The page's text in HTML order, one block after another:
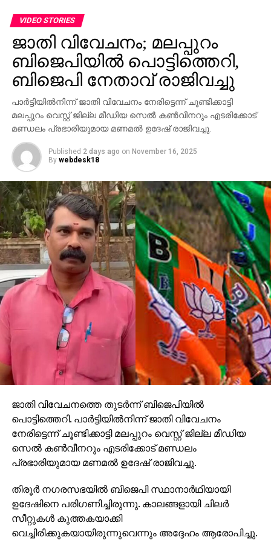
യാത്രയിലെ നിരക്കുകൊള്ള ഉള്‍പ്പെടെയുള്ള
പ്രശ്‌നങ്ങള്‍ക്ക് പരിഹാരമെന്ന നിലക്കാണ് ഓപണ്‍
സ്‌കൈ പോളിസിക്ക് വേണ്ടി അദ്ദേഹം വാദിച്ചിരുന്നത്.
കരിപ്പൂര്‍ വിമാനത്താവളം ആരംഭിക്കുന്നതിന് ചാലക
ശക്തിയായി പ്രവര്‍ത്തിക്കാന്‍ അഹ്മദ് സാഹിബിന്
സാധിച്ചു. സഊദി അറേബ്യ, യുഎഇ, കുവൈത്ത്,
ഒമാന്‍ തുടങ്ങിയ രാജ്യങ്ങളില്‍ പൊതുമാപ്പ്
പ്രഖ്യാപിച്ചിരുന്നത് ആയിരക്കണക്കിന് ഇന്ത്യക്കാര്‍ക്ക്
സഹായകമായിരുന്നു. അതിനു വേണ്ടി അദ്ദേഹം
പ്രവര്‍ത്തിച്ചത് പ്രത്യേകം പ്രസ്താവ്യമാണ്.
അതുപോലെ, ജയിലില്‍ കഴിയുന്ന നിരവധി
ഇന്ത്യക്കാരെ റമദാന്‍ പോലുള്ള പുണ്യ വേളകളില്‍
ഭരണാധികാരികളുടെ മാപ്പ് ലഭിച്ച് പുറത്തിറങ്ങാന്‍
സഹായിക്കുന്നതിലേക്കും ആ പ്രവര്‍ത്തനങ്ങള്‍
നീണ്ടിരുന്നുവെന്നതും സ്മര്‍ത്തവ്യമാണ്.
ഇന്ത്യയിലുടനീളം പാസ്‌പോര്‍ട്ട് സേവാ കേന്ദ്രങ്ങള്‍
തുടങ്ങാന്‍ അദ്ദേഹം വിദേശ കാര്യ സഹ
മന്ത്രിയായിരുന്ന കാലത്ത് നടത്തിയ പ്രവര്‍ത്തനങ്ങള്‍
വലിയ അളവില്‍ സഹായിക്കുകയുണ്ടായി.
മലപ്പുറത്ത് പാസ്‌പോര്‍ട്ട് ഓഫീസ് തുടങ്ങാന്‍ ഇ. അഹ്മദ്
സാഹിബിന്റെ നീക്കങ്ങള്‍ ശ്‌ളാഘനീയമായിരുന്നുവെന്ന്
പ്രത്യേകം പറയേണ്ടതല്ലല്ലോ. യുഎഇ
കോണ്‍സുലേറ്റ് തിരുവനന്തപുരത്ത് ആരംഭിക്കാന്‍
അദ്ദേഹം ശക്തമായ സമ്മര്‍ദവും പ്രവര്‍ത്തനങ്ങളും
നടത്തിയിരുന്നു. വിദേശ രാജ്യങ്ങളില്‍ തൊഴില്‍
സംബന്ധമായും മറ്റും കുടുങ്ങിയ നിരവധി ഇന്ത്യക്കാരെ
രക്ഷപ്പെടുത്താന്‍ അദ്ദേഹം തന്നാലാകുന്ന പരമാവധി
കാര്യങ്ങള്‍ ചെയ്തിട്ടുണ്ട്.
ന്യൂനപക്ഷ-അധ:സ്ഥിത സമൂഹങ്ങളുടെ ഉന്നമനത്തിന്
വേണ്ടി പട പൊരുതിയ മുസ്‌ലിം ലീഗിന്റെ ജിഹ്വയായ
ചന്ദ്രികയില്‍ ഒരുകാലത്ത് പത്രപ്രവര്‍ത്തനം
നടത്തിയിട്ടുള്ള അദ്ദേഹം അവസാനം പങ്കെടുത്ത
പരിപാടിയും ചന്ദ്രികയുടേതായിരുന്നു. ചന്ദ്രിക
നവീകരണവുമായി ബന്ധപ്പെട്ട് ദുബൈ കെഎംസിസി
ബിജെപിയില്‍ പൊട്ടിത്തെറി,
ബിജെപി നേതാവ് രാജിവച്ചു
പാര്‍ട്ടിയില്‍നിന്ന് ജാതി വിവേചനം നേരിട്ടെന്ന് ചൂണ്ടിക്കാട്ടി
മലപ്പുറം വെസ്റ്റ് ജില്ല മീഡിയ സെല്‍ കണ്‍വീനറും എടരിക്കോട്
മണ്ഡലം പ്രഭാരിയുമായ മണമല്‍ ഉദേഷ് രാജിവച്ചു.
Published 2 days ago on November 16, 2025
ജാതി വിവേചനത്തെ തുടര്‍ന്ന് ബിജെപിയില്‍
പൊട്ടിത്തെറി. പാര്‍ട്ടിയില്‍നിന്ന് ജാതി വിവേചനം
നേരിട്ടെന്ന് ചൂണ്ടിക്കാട്ടി മലപ്പുറം വെസ്റ്റ് ജില്ല മീഡിയ
സെല്‍ കണ്‍വീനറും എടരിക്കോട് മണ്ഡലം
പ്രഭാരിയുമായ മണമല്‍ ഉദേഷ് രാജിവച്ചു.
തിരൂര്‍ നഗരസഭയില്‍ ബിജെപി സ്ഥാനാര്‍ഥിയായി
ഉദേഷിനെ പരിഗണിച്ചിരുന്നു. കാലങ്ങളായി ചിലര്‍
സീറ്റുകള്‍ കുത്തകയാക്കി
വെച്ചിരിക്കുകയായിരുന്നുവെന്നും അദ്ദേഹം ആരോപിച്ചു.
പാര്‍ട്ടിയില്‍നിന്ന് ജാതി വിവേചനം നേരിട്ടെന്ന് ഉദേഷ്
പറഞ്ഞു. ഉദേഷിനെ പിന്തുണയ്ക്കുന്നവരും രാജിഭീഷണി
മുഴക്കി.